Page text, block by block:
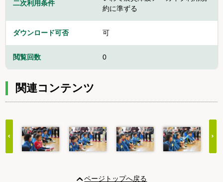
二次利用条件
約に準ずる
ダウンロード可否 可
閲覧回数 0
関連コンテンツ
ページトップへ戻る